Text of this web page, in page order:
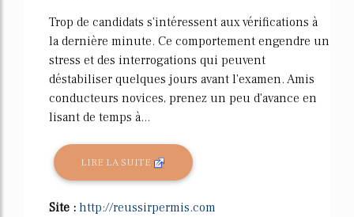
Trop de candidats s'intéressent aux vérifications à
la dernière minute. Ce comportement engendre un
stress et des interrogations qui peuvent
déstabiliser quelques jours avant l'examen. Amis
conducteurs novices, prenez un peu d'avance en
lisant de temps à...
LIRE LA SUITE
Site : http://reussirpermis.com